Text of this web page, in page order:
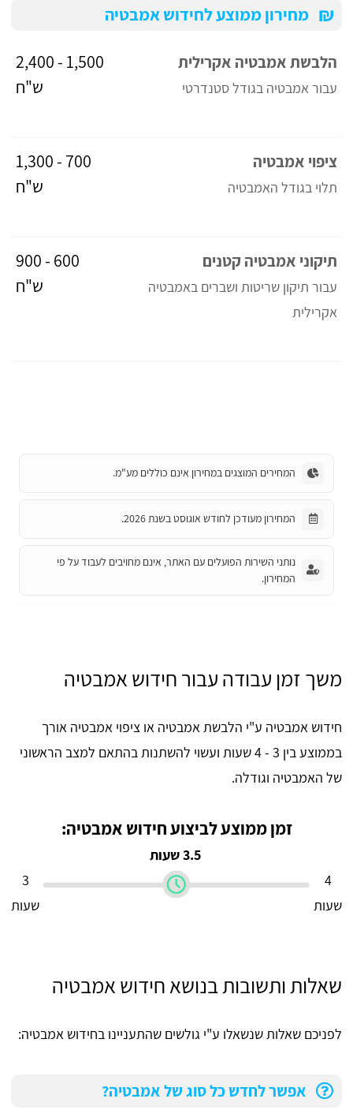
₪ מחירון ממוצע לחידוש אמבטיה
הלבשת אמבטיה אקרילית
עבור אמבטיה בגודל סטנדרטי
1,500 - 2,400
ש"ח
ציפוי אמבטיה
תלוי בגודל האמבטיה
700 - 1,300
ש"ח
תיקוני אמבטיה קטנים
עבור תיקון שריטות ושברים באמבטיה
אקרילית
600 - 900
ש"ח
המחירים המוצגים במחירון אינם כוללים מע"מ.
המחירון מעודכן לחודש אוגוסט בשנת 2026.
נותני השירות הפועלים עם האתר, אינם מחויבים לעבוד על פי
המחירון.
משך זמן עבודה עבור חידוש אמבטיה
חידוש אמבטיה ע"י הלבשת אמבטיה או ציפוי אמבטיה אורך
בממוצע בין 3 - 4 שעות ועשוי להשתנות בהתאם למצב הראשוני
של האמבטיה וגודלה.
זמן ממוצע לביצוע חידוש אמבטיה:
3.5 שעות
4
שעות
3
שעות
שאלות ותשובות בנושא חידוש אמבטיה
לפניכם שאלות שנשאלו ע"י גולשים שהתעניינו בחידוש אמבטיה:
אפשר לחדש כל סוג של אמבטיה?